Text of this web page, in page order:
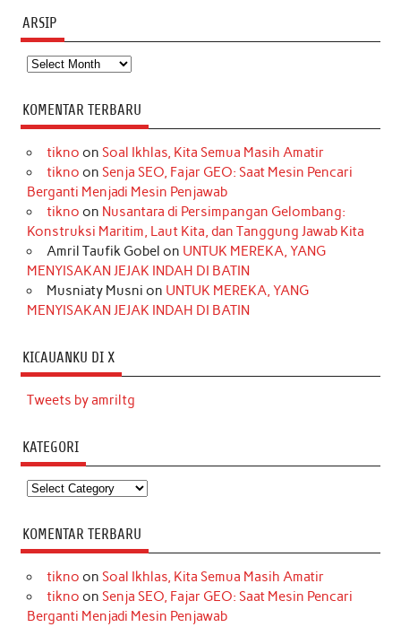
ARSIP
Arsip
KOMENTAR TERBARU
tikno on Soal Ikhlas, Kita Semua Masih Amatir
tikno on Senja SEO, Fajar GEO: Saat Mesin Pencari
Berganti Menjadi Mesin Penjawab
tikno on Nusantara di Persimpangan Gelombang:
Konstruksi Maritim, Laut Kita, dan Tanggung Jawab Kita
Amril Taufik Gobel on UNTUK MEREKA, YANG
MENYISAKAN JEJAK INDAH DI BATIN
Musniaty Musni on UNTUK MEREKA, YANG
MENYISAKAN JEJAK INDAH DI BATIN
KICAUANKU DI X
Tweets by amriltg
KATEGORI
Kategori
KOMENTAR TERBARU
tikno on Soal Ikhlas, Kita Semua Masih Amatir
tikno on Senja SEO, Fajar GEO: Saat Mesin Pencari
Berganti Menjadi Mesin Penjawab